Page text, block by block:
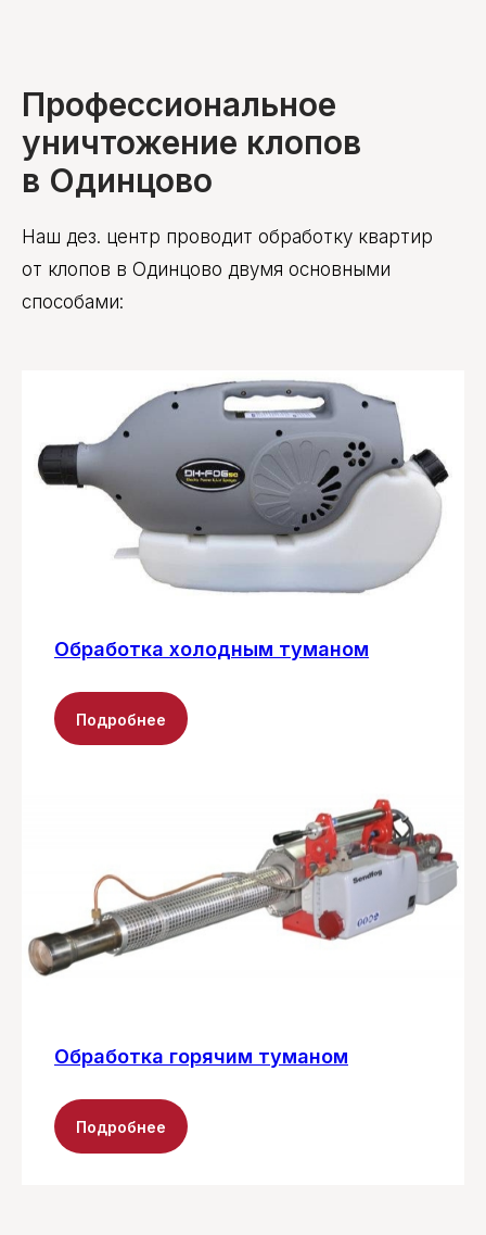
Профессиональное
уничтожение клопов
в Одинцово
Наш дез. центр проводит обработку квартир
от клопов в Одинцово двумя основными
способами:
Обработка холодным туманом
Подробнее
Обработка горячим туманом
Подробнее